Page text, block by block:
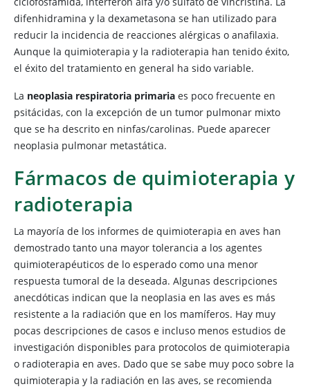
difenhidramina y la dexametasona se han utilizado para
reducir la incidencia de reacciones alérgicas o anafilaxia.
Aunque la quimioterapia y la radioterapia han tenido éxito,
el éxito del tratamiento en general ha sido variable.
La neoplasia respiratoria primaria es poco frecuente en
psitácidas, con la excepción de un tumor pulmonar mixto
que se ha descrito en ninfas/carolinas. Puede aparecer
neoplasia pulmonar metastática.
Fármacos de quimioterapia y
radioterapia
La mayoría de los informes de quimioterapia en aves han
demostrado tanto una mayor tolerancia a los agentes
quimioterapéuticos de lo esperado como una menor
respuesta tumoral de la deseada. Algunas descripciones
anecdóticas indican que la neoplasia en las aves es más
resistente a la radiación que en los mamíferos. Hay muy
pocas descripciones de casos e incluso menos estudios de
investigación disponibles para protocolos de quimioterapia
o radioterapia en aves. Dado que se sabe muy poco sobre la
quimioterapia y la radiación en las aves, se recomienda